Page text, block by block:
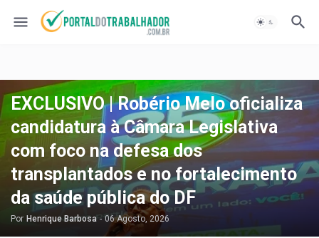
EXCLUSIVO | Robério Melo oficializa
candidatura à Câmara Legislativa
com foco na defesa dos
transplantados e no fortalecimento
da saúde pública do DF
Por Henrique Barbosa - 06 Agosto, 2026